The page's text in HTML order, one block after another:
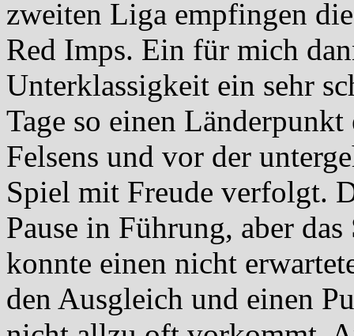
zweiten Liga empfingen
Red Imps. Ein für mich
Unterklassigkeit ein sehr
Tage so einen
Felsens und vor der
Spiel mit Freude verfolgt.
Pause in Führung, aber
konnte einen nicht
den Ausgleich und einen